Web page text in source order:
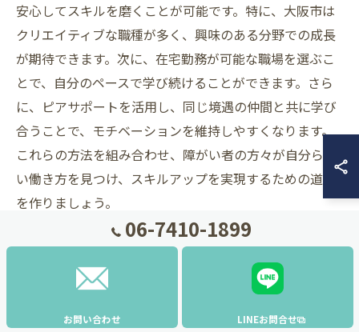
安心してスキルを磨くことが可能です。特に、大阪市は
クリエイティブな職種が多く、興味のある分野での成長
が期待できます。次に、在宅勤務が可能な職場を選ぶこ
とで、自分のペースで学び続けることができます。さら
に、ピアサポートを活用し、同じ境遇の仲間と共に学び
合うことで、モチベーションを維持しやすくなります。
これらの方法を組み合わせ、障がい者の方々が自分らし
い働き方を見つけ、スキルアップを実現するための道筋
を作りましょう。
職場環境に適応するヒント
障がい者就労において、職場環境に適応することは非常
が用意されており、自分に合った働き方を選ぶことがで
06-7410-1899
お問い合わせ LINEお問合せ